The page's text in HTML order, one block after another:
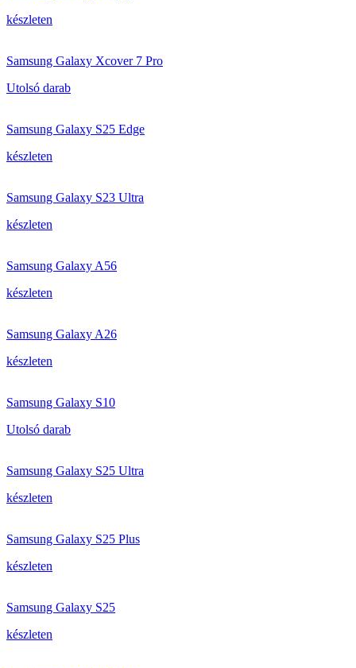
készleten
Samsung Galaxy Xcover 7 Pro
Utolsó darab
Samsung Galaxy S25 Edge
készleten
Samsung Galaxy S23 Ultra
készleten
Samsung Galaxy A56
készleten
Samsung Galaxy A26
készleten
Samsung Galaxy S10
Utolsó darab
Samsung Galaxy S25 Ultra
készleten
Samsung Galaxy S25 Plus
készleten
Samsung Galaxy S25
készleten